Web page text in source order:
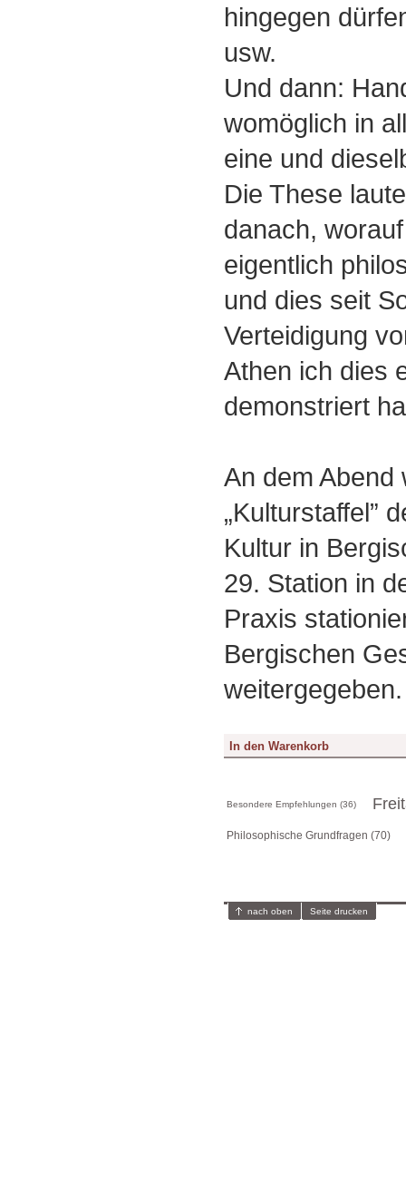
hingegen
usw.
Und dann:
womöglich in
eine und
Die These
danach,
eigentlich
und dies seit
Verteidigung
Athen ich dies
demonstriert
An dem Abend
„Kulturstaffel”
Kultur in
29. Station in
Praxis
Bergischen
weitergegeben.
Besondere Empfehlungen (36)
Philosophische Grundfragen (70)
nach oben Seite drucken